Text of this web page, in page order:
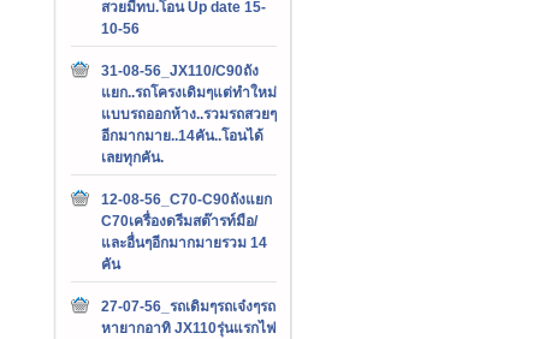
สวยมีทบ.โอน Up date 15-
10-56
31-08-56_JX110/C90ถัง
แยก..รถโครงเดิมๆแต่ทำใหม่
แบบรถออกห้าง..รวมรถสวยๆ
อีกมากมาย..14คัน..โอนได้
เลยทุกคัน.
12-08-56_C70-C90ถังแยก
C70เครื่องดรีมสต๊ารท์มือ/
และอื่นๆอีกมากมายรวม 14
คัน
27-07-56_รถเดิมๆรถเจ๋งๆรถ
หายากอาทิ JX110รุ่นแรกไฟ